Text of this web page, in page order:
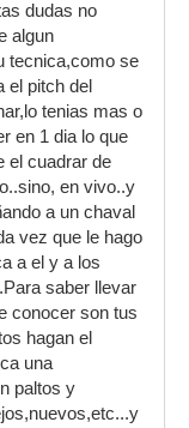
dudas no
algun
tecnica,como se
el pitch del
tenias mas o
en 1 dia lo que
el cuadrar de
en vivo..y
a un chaval
vez que le hago
a el y a los
saber llevar
conocer son tus
hagan el
una
paltos y